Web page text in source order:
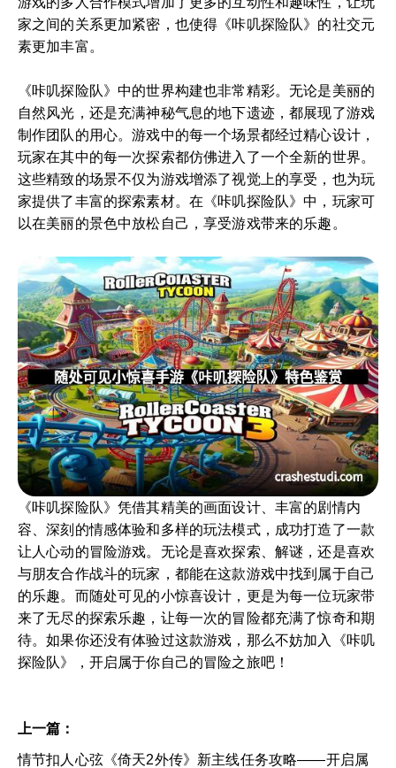
家之间的关系更加紧密，也使得《咔叽探险队》的社交元
素更加丰富。
《咔叽探险队》中的世界构建也非常精彩。无论是美丽的
自然风光，还是充满神秘气息的地下遗迹，都展现了游戏
制作团队的用心。游戏中的每一个场景都经过精心设计，
玩家在其中的每一次探索都仿佛进入了一个全新的世界。
这些精致的场景不仅为游戏增添了视觉上的享受，也为玩
家提供了丰富的探索素材。在《咔叽探险队》中，玩家可
以在美丽的景色中放松自己，享受游戏带来的乐趣。
《咔叽探险队》凭借其精美的画面设计、丰富的剧情内
容、深刻的情感体验和多样的玩法模式，成功打造了一款
让人心动的冒险游戏。无论是喜欢探索、解谜，还是喜欢
与朋友合作战斗的玩家，都能在这款游戏中找到属于自己
的乐趣。而随处可见的小惊喜设计，更是为每一位玩家带
来了无尽的探索乐趣，让每一次的冒险都充满了惊奇和期
待。如果你还没有体验过这款游戏，那么不妨加入《咔叽
探险队》，开启属于你自己的冒险之旅吧！
上一篇：
情节扣人心弦《倚天2外传》新主线任务攻略——开启属